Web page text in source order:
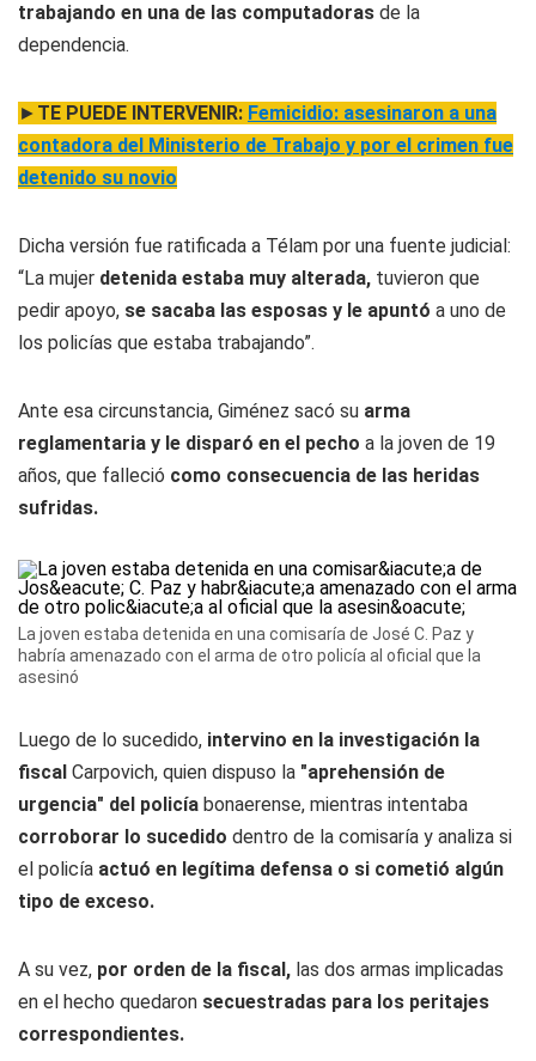
trabajando en una de las computadoras de la
dependencia.
► TE PUEDE INTERVENIR: Femicidio: asesinaron a una
contadora del Ministerio de Trabajo y por el crimen fue
detenido su novio
Dicha versión fue ratificada a Télam por una fuente judicial:
“La mujer detenida estaba muy alterada, tuvieron que
pedir apoyo, se sacaba las esposas y le apuntó a uno de
los policías que estaba trabajando”.
Ante esa circunstancia, Giménez sacó su arma
reglamentaria y le disparó en el pecho a la joven de 19
años, que falleció como consecuencia de las heridas
sufridas.
La joven estaba detenida en una comisaría de José C. Paz y
habría amenazado con el arma de otro policía al oficial que la
asesinó
Luego de lo sucedido, intervino en la investigación la
fiscal Carpovich, quien dispuso la "aprehensión de
urgencia" del policía bonaerense, mientras intentaba
corroborar lo sucedido dentro de la comisaría y analiza si
el policía actuó en legítima defensa o si cometió algún
tipo de exceso.
A su vez, por orden de la fiscal, las dos armas implicadas
en el hecho quedaron secuestradas para los peritajes
correspondientes.